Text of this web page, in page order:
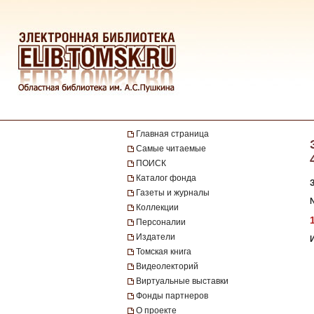
Главная страница
Самые читаемые
ПОИСК
Каталог фонда
Газеты и журналы
Коллекции
Персоналии
Издатели
Томская книга
Видеолекторий
Виртуальные выставки
Фонды партнеров
О проекте